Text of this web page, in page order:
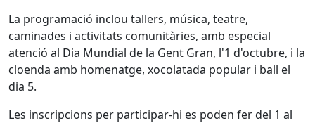
La programació inclou tallers, música, teatre,
caminades i activitats comunitàries, amb especial
atenció al Dia Mundial de la Gent Gran, l'1 d'octubre, i la
cloenda amb homenatge, xocolatada popular i ball el
dia 5.
Les inscripcions per participar-hi es poden fer del 1 al